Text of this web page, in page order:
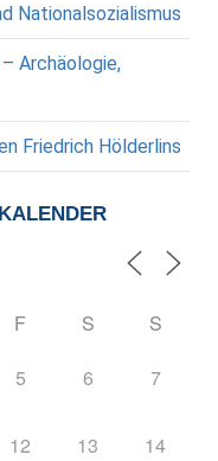
Nationalsozialismus
Archäologie,
Friedrich Hölderlins
F S S
5 6 7
12 13 14